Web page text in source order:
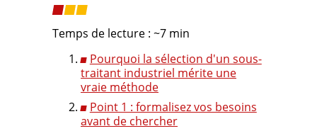
Temps de lecture : ~7 min
Pourquoi la sélection d'un sous-
traitant industriel mérite une
vraie méthode
Point 1 : formalisez vos besoins
avant de chercher